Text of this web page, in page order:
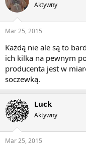
Aktywny
Mar 25, 2015
Każdą nie ale są to
ich kilka na pewnym
producenta jest w
soczewką.
Luck
Aktywny
Mar 25, 2015